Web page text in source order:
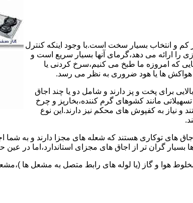
و انتخاب بسیار سخت است.با وجود اینکه کنترل
را ارائه می دهد،گرمای آنها بسیار سریع است و
که امروزه ما طبخ می کنیم،سرخ کردنی یا
هواکش ها یا هود ضروری به نظر می رسد.
برای پخت و پز دارند و شامل دو یا چند اجاق
مانند کشوهای گرم کننده،بخارپز و چرخ
و نیاز به کفپوش های محکم نیز دارند.این نوع
های توکاری هستند که شعله های مجزا دارند و به شما
گران تر از اجاق های مجزای استاندارد،اما در عین
هوا و گاز (یا لوله های رابط متصل به مشعل ها